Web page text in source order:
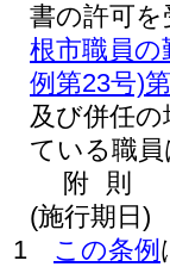
書の許可
根市職員の
例第23号)
及び併任
ている職
附 則
(施行期日)
1
この条例